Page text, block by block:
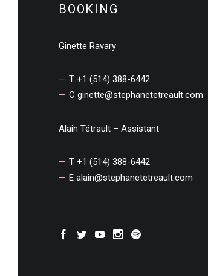
BOOKING
Ginette Ravary
T +1 (514) 388-6442
C ginette@stephanetetreault.com
Alain Tétrault – Assistant
T +1 (514) 388-6442
E alain@stephanetetreault.com